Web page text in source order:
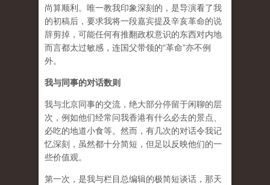
尚算顺利。唯一教我印象深刻的，是导演看了我
的初稿后，要求我将一段嘉宾提及辛亥革命的说
辞剪掉，可能任何有推翻政权意识的东西对内地
而言都太过敏感，连国父带领的“革命”亦不例
外。
我与同事的对话数则
我与北京同事的交流，绝大部分停留于闲聊的层
次，例如他们经常问我香港有什么必去的景点、
必吃的地道小食等。然而，有几次的对话令我记
忆深刻，虽然都十分简短，但足以反映他们的一
些价值观。
第一次，是我与栏目总编辑的极简短谈话，那天